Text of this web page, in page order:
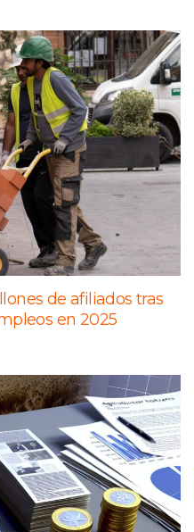
de afiliados tras
en 2025